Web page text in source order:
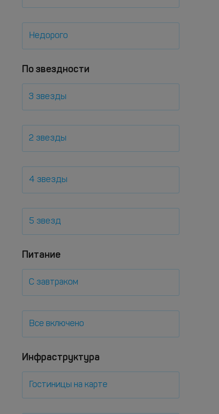
Недорого
По звездности
3 звезды
2 звезды
4 звезды
5 звезд
Питание
С завтраком
Все включено
Инфраструктура
Гостиницы на карте